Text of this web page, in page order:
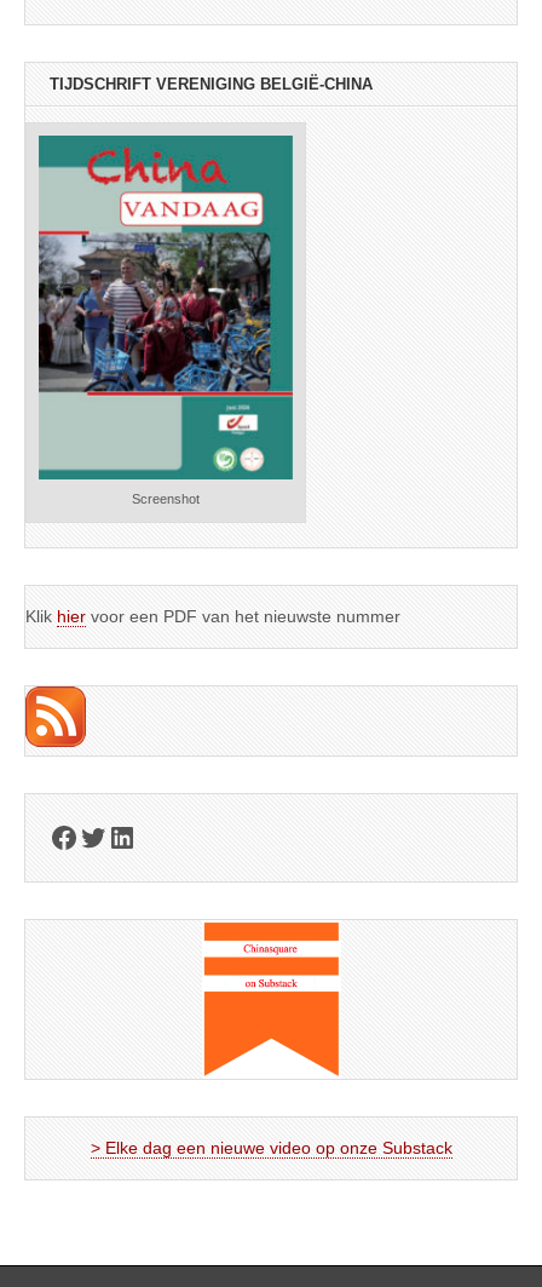
TIJDSCHRIFT VERENIGING BELGIË-CHINA
Screenshot
Klik hier voor een PDF van het nieuwste nummer
Facebook
Twitter
LinkedIn
> Elke dag een nieuwe video op onze Substack